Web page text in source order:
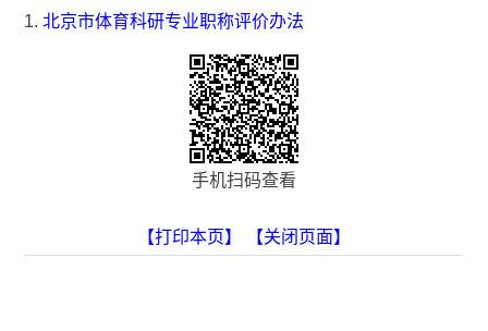
1.北京市体育科研专业职称评价办法
手机扫码查看
【打印本页】 【关闭页面】